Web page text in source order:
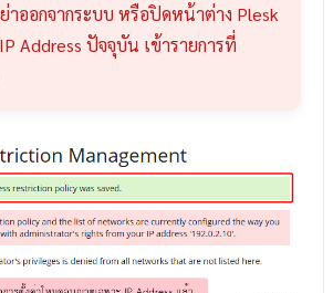
าออกจากระบบ หรือปิดหน้าต่าง Plesk
Address ปัจจุบัน เข้ารายการที่